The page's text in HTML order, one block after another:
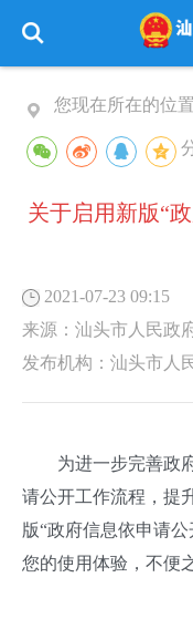
您现在所在的位
关于启用新版“
2021-07-23 09:15
来源： 汕头市人民政
发布机构： 汕头市人
为进一步完善政
请公开工作流程，提
版“政府信息依申请
您的使用体验，不便